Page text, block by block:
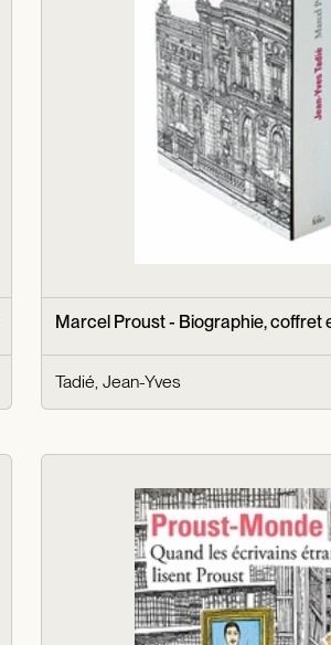
Marcel Proust - Biographie, coffret
Tadié, Jean-Yves